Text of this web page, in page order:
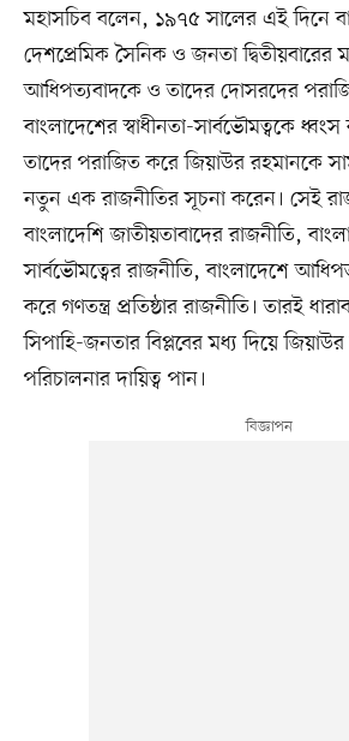
মহাসচিব বলেন, ১৯৭৫ সালের এই দিনে
দেশপ্রেমিক সৈনিক ও জনতা
আধিপত্যবাদকে ও তাদের দোসরদের
বাংলাদেশের স্বাধীনতা-সার্বভৌমত্বকে
তাদের পরাজিত করে জিয়াউর রহমানকে
নতুন এক রাজনীতির সূচনা করেন। সেই
বাংলাদেশি জাতীয়তাবাদের রাজনীতি,
সার্বভৌমত্বের রাজনীতি, বাংলাদেশে
করে গণতন্ত্র প্রতিষ্ঠার রাজনীতি। তারই
সিপাহি-জনতার বিপ্লবের মধ্য দিয়ে জিয়াউর
পরিচালনার দায়িত্ব পান।